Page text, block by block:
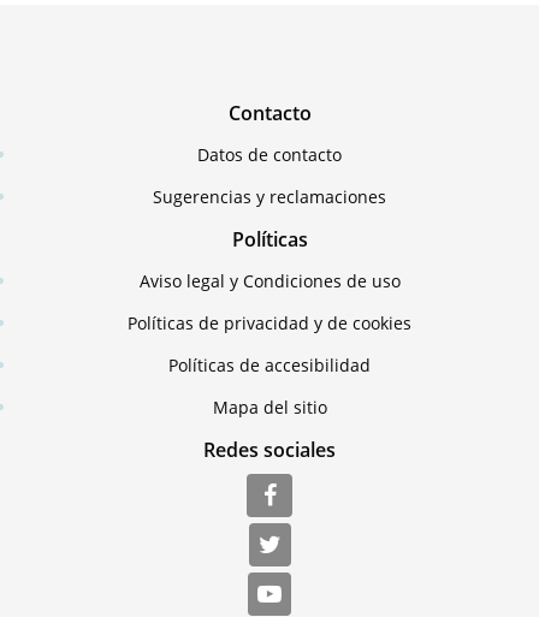
Contacto
Datos de contacto
Sugerencias y reclamaciones
Políticas
Aviso legal y Condiciones de uso
Políticas de privacidad y de cookies
Políticas de accesibilidad
Mapa del sitio
Redes sociales